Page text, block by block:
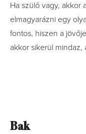
Ha szülő vagy,
elmagyarázni egy
fontos, hiszen a
akkor sikerül mindaz,
Bak